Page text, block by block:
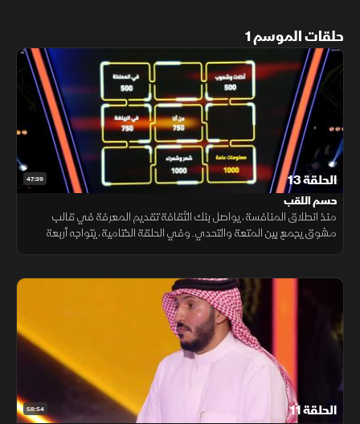
حلقات الموسم 1
47:39 الحلقة 13
حسم اللقب
منذ انطلاق المنافسة، يواصل بنك الثقافة تقديم المعرفة في قالب
مشوق يجمع بين المتعة والتحدي. وفي الحلقة الختامية، يتواجه أربعة
58:54 الحلقة 11